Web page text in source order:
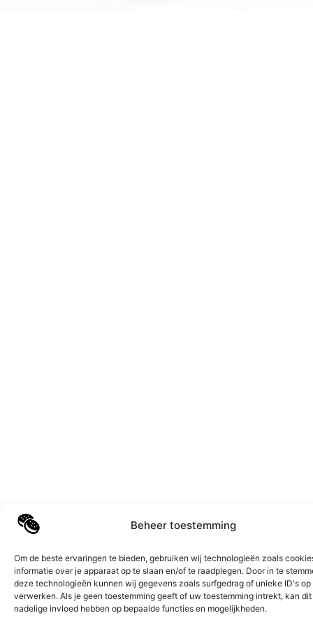
Beheer toestemming
Om de beste ervaringen te bieden, gebruiken wij technologieën zoals
informatie over je apparaat op te slaan en/of te raadplegen. Door in te
deze technologieën kunnen wij gegevens zoals surfgedrag of unieke ID's
verwerken. Als je geen toestemming geeft of uw toestemming intrekt, kan
nadelige invloed hebben op bepaalde functies en mogelijkheden.